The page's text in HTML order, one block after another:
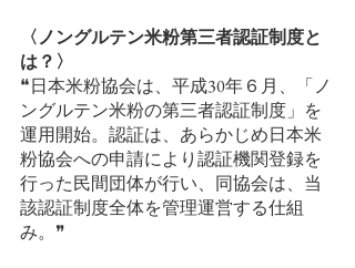
〈ノングルテン米粉第三者認証制度と
は？〉
❝日本米粉協会は、平成30年６月、「ノ
ングルテン米粉の第三者認証制度」を
運用開始。認証は、あらかじめ日本米
粉協会への申請により認証機関登録を
行った民間団体が行い、同協会は、当
該認証制度全体を管理運営する仕組
み。❞